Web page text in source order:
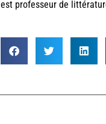
est professeur de